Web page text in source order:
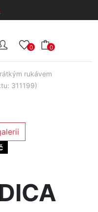
0 0
rukávem
311199)